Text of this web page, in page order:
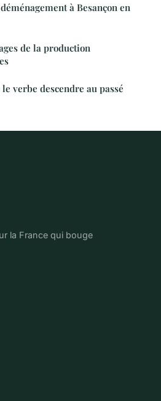
à Besançon en
de la production
verbe descendre au passé
la France qui bouge